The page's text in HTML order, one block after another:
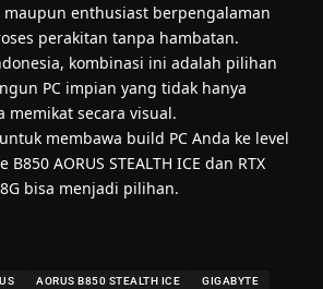
enthusiast berpengalaman
perakitan tanpa hambatan.
kombinasi ini adalah pilihan
PC impian yang tidak hanya
secara visual.
membawa build PC Anda ke level
AORUS STEALTH ICE dan RTX
8G bisa menjadi pilihan.
AORUS B850 STEALTH ICE
GIGABYTE